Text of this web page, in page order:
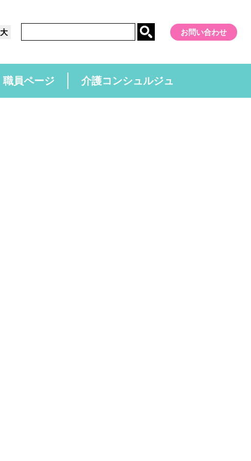
大 お問い合わせ
職員ページ 介護コンシュルジュ